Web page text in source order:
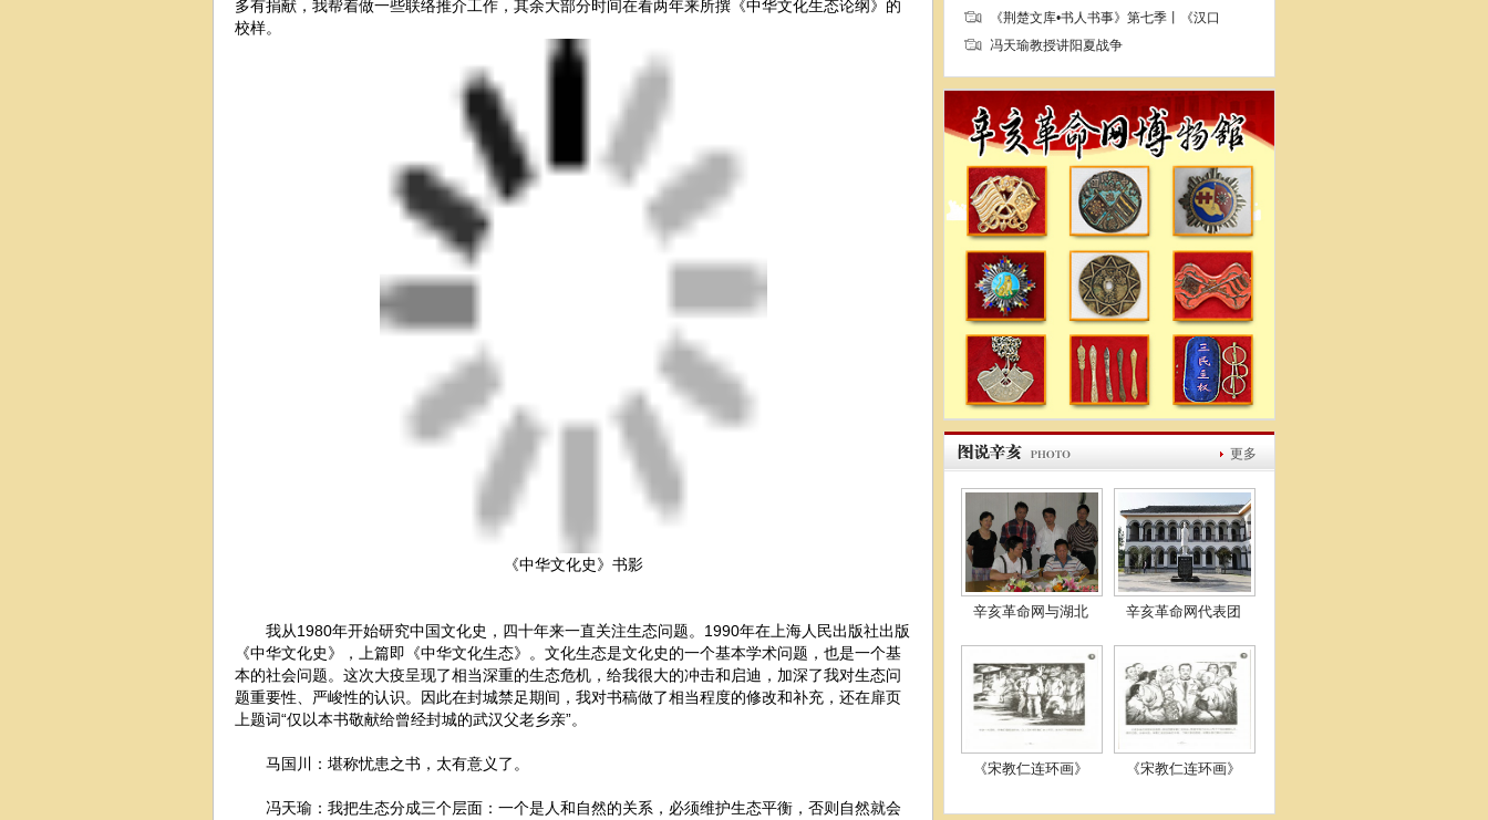
多有捐献，我帮着做一些联络推介工作，其余大部分时间在看两年来所撰《中华文化生态论纲》的
校样。
《中华文化史》书影
我从1980年开始研究中国文化史，四十年来一直关注生态问题。1990年在上海人民出版社出版
《中华文化史》，上篇即《中华文化生态》。文化生态是文化史的一个基本学术问题，也是一个基
本的社会问题。这次大疫呈现了相当深重的生态危机，给我很大的冲击和启迪，加深了我对生态问
题重要性、严峻性的认识。因此在封城禁足期间，我对书稿做了相当程度的修改和补充，还在扉页
上题词“仅以本书敬献给曾经封城的武汉父老乡亲”。
马国川：堪称忧患之书，太有意义了。
冯天瑜：我把生态分成三个层面：一个是人和自然的关系，必须维护生态平衡，否则自然就会
《荆楚文库•书人书事》第七季丨《汉口
冯天瑜教授讲阳夏战争
更多
辛亥革命网与湖北 辛亥革命网代表团
《宋教仁连环画》 《宋教仁连环画》